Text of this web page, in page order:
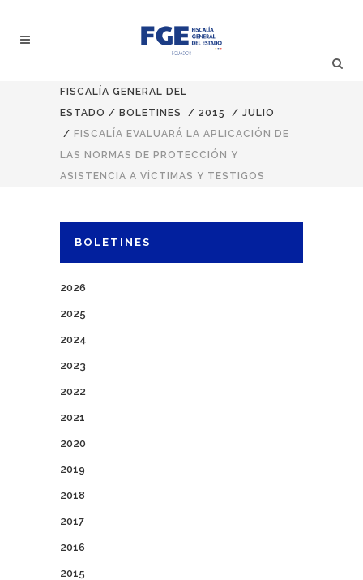
FISCALÍA GENERAL DEL
ESTADO / BOLETINES / 2015 / JULIO
/ FISCALÍA EVALUARÁ LA APLICACIÓN DE
LAS NORMAS DE PROTECCIÓN Y
ASISTENCIA A VÍCTIMAS Y TESTIGOS
BOLETINES
2026
2025
2024
2023
2022
2021
2020
2019
2018
2017
2016
2015